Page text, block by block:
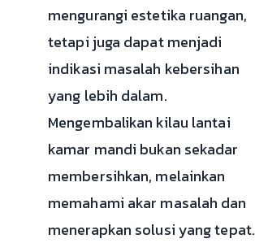
mengurangi estetika ruangan,
tetapi juga dapat menjadi
indikasi masalah kebersihan
yang lebih dalam.
Mengembalikan kilau lantai
kamar mandi bukan sekadar
membersihkan, melainkan
memahami akar masalah dan
menerapkan solusi yang tepat.